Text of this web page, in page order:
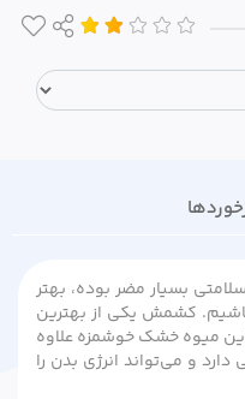
بسیار مضر بوده، بهتر
کشمش یکی از بهترین
میوه خشک خوشمزه علاوه
و می‌تواند انرژی بدن را